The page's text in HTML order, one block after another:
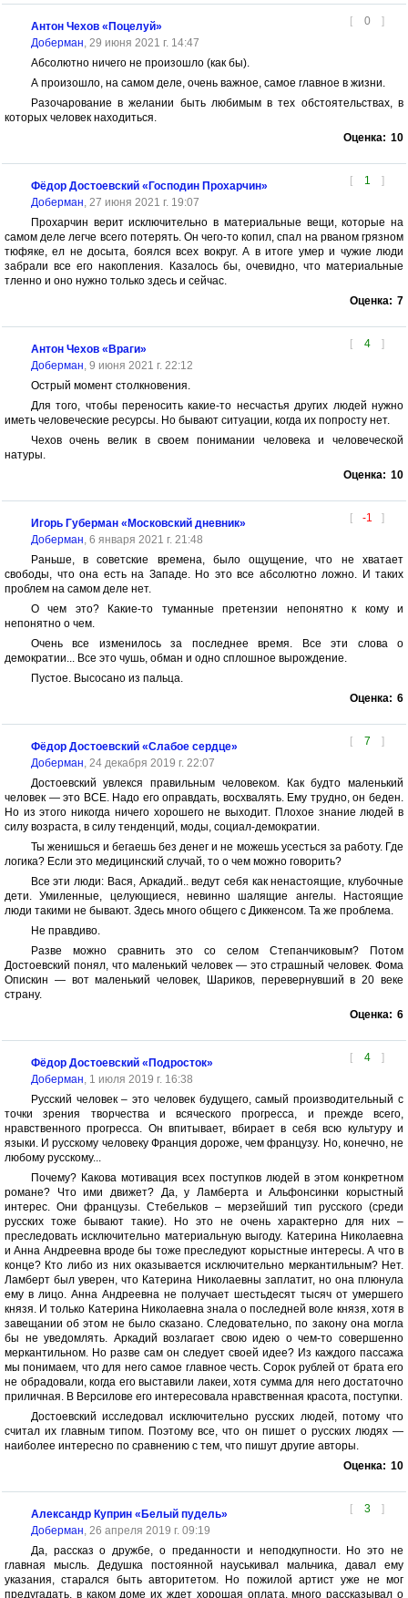
[ 0 ]
Антон Чехов «Поцелуй»
Доберман, 29 июня 2021 г. 14:47
Абсолютно ничего не произошло (как бы).
А произошло, на самом деле, очень важное, самое главное в жизни.
Разочарование в желании быть любимым в тех обстоятельствах, в
которых человек находиться.
Оценка: 10
[ 1 ]
Фёдор Достоевский «Господин Прохарчин»
Доберман, 27 июня 2021 г. 19:07
Прохарчин верит исключительно в материальные вещи, которые на
самом деле легче всего потерять. Он чего-то копил, спал на рваном грязном
тюфяке, ел не досыта, боялся всех вокруг. А в итоге умер и чужие люди
забрали все его накопления. Казалось бы, очевидно, что материальные
тленно и оно нужно только здесь и сейчас.
Оценка: 7
[ 4 ]
Антон Чехов «Враги»
Доберман, 9 июня 2021 г. 22:12
Острый момент столкновения.
Для того, чтобы переносить какие-то несчастья других людей нужно
иметь человеческие ресурсы. Но бывают ситуации, когда их попросту нет.
Чехов очень велик в своем понимании человека и человеческой
натуры.
Оценка: 10
[ -1 ]
Игорь Губерман «Московский дневник»
Доберман, 6 января 2021 г. 21:48
Раньше, в советские времена, было ощущение, что не хватает
свободы, что она есть на Западе. Но это все абсолютно ложно. И таких
проблем на самом деле нет.
О чем это? Какие-то туманные претензии непонятно к кому и
непонятно о чем.
Очень все изменилось за последнее время. Все эти слова о
демократии... Все это чушь, обман и одно сплошное вырождение.
Пустое. Высосано из пальца.
Оценка: 6
[ 7 ]
Фёдор Достоевский «Слабое сердце»
Доберман, 24 декабря 2019 г. 22:07
Достоевский увлекся правильным человеком. Как будто маленький
человек — это ВСЕ. Надо его оправдать, восхвалять. Ему трудно, он беден.
Но из этого никогда ничего хорошего не выходит. Плохое знание людей в
силу возраста, в силу тенденций, моды, социал-демократии.
Ты женишься и бегаешь без денег и не можешь усесться за работу. Где
логика? Если это медицинский случай, то о чем можно говорить?
Все эти люди: Вася, Аркадий.. ведут себя как ненастоящие, клубочные
дети. Умиленные, целующиеся, невинно шалящие ангелы. Настоящие
люди такими не бывают. Здесь много общего с Диккенсом. Та же проблема.
Не правдиво.
Разве можно сравнить это со селом Степанчиковым? Потом
Достоевский понял, что маленький человек — это страшный человек. Фома
Опискин — вот маленький человек, Шариков, перевернувший в 20 веке
страну.
Оценка: 6
[ 4 ]
Фёдор Достоевский «Подросток»
Доберман, 1 июля 2019 г. 16:38
Русский человек – это человек будущего, самый производительный с
точки зрения творчества и всяческого прогресса, и прежде всего,
нравственного прогресса. Он впитывает, вбирает в себя всю культуру и
языки. И русскому человеку Франция дороже, чем французу. Но, конечно, не
любому русскому...
Почему? Какова мотивация всех поступков людей в этом конкретном
романе? Что ими движет? Да, у Ламберта и Альфонсинки корыстный
интерес. Они французы. Стебельков – мерзейший тип русского (среди
русских тоже бывают такие). Но это не очень характерно для них –
преследовать исключительно материальную выгоду. Катерина Николаевна
и Анна Андреевна вроде бы тоже преследуют корыстные интересы. А что в
конце? Кто либо из них оказывается исключительно меркантильным? Нет.
Ламберт был уверен, что Катерина Николаевны заплатит, но она плюнула
ему в лицо. Анна Андреевна не получает шестьдесят тысяч от умершего
князя. И только Катерина Николаевна знала о последней воле князя, хотя в
завещании об этом не было сказано. Следовательно, по закону она могла
бы не уведомлять. Аркадий возлагает свою идею о чем-то совершенно
меркантильном. Но разве сам он следует своей идее? Из каждого пассажа
мы понимаем, что для него самое главное честь. Сорок рублей от брата его
не обрадовали, когда его выставили лакеи, хотя сумма для него достаточно
приличная. В Версилове его интересовала нравственная красота, поступки.
Достоевский исследовал исключительно русских людей, потому что
считал их главным типом. Поэтому все, что он пишет о русских людях —
наиболее интересно по сравнению с тем, что пишут другие авторы.
Оценка: 10
[ 3 ]
Александр Куприн «Белый пудель»
Доберман, 26 апреля 2019 г. 09:19
Да, рассказ о дружбе, о преданности и неподкупности. Но это не
главная мысль. Дедушка постоянной науськивал мальчика, давал ему
указания, старался быть авторитетом. Но пожилой артист уже не мог
предугадать, в каком доме их ждет хорошая оплата, много рассказывал о